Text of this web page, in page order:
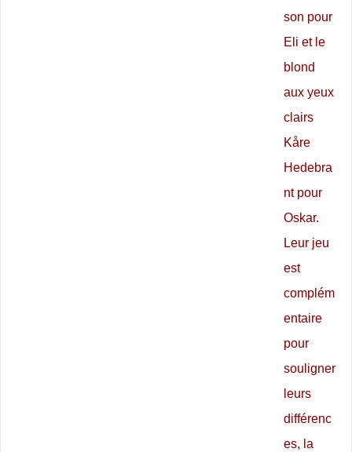
son pour
Eli et le
blond
aux yeux
clairs
Kåre
Hedebra
nt pour
Oskar.
Leur jeu
est
complém
entaire
pour
souligner
leurs
différenc
es, la